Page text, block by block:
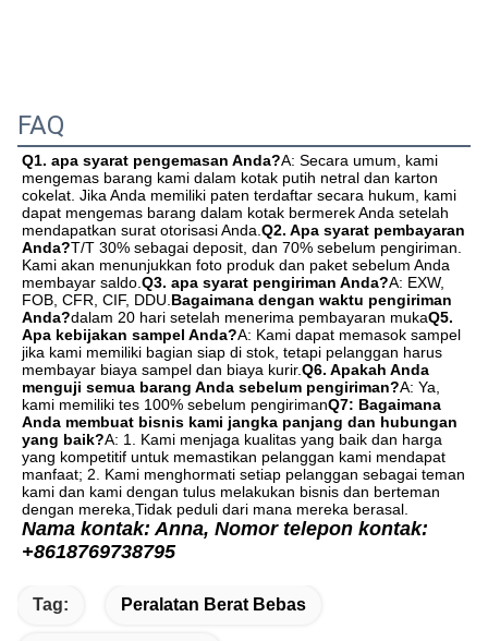
FAQ
Q1. apa syarat pengemasan Anda?A: Secara umum, kami
mengemas barang kami dalam kotak putih netral dan karton
cokelat. Jika Anda memiliki paten terdaftar secara hukum, kami
dapat mengemas barang dalam kotak bermerek Anda setelah
mendapatkan surat otorisasi Anda. Q2. Apa syarat pembayaran
Anda?T/T 30% sebagai deposit, dan 70% sebelum pengiriman.
Kami akan menunjukkan foto produk dan paket sebelum Anda
membayar saldo. Q3. apa syarat pengiriman Anda?A: EXW,
FOB, CFR, CIF, DDU. Bagaimana dengan waktu pengiriman
Anda?dalam 20 hari setelah menerima pembayaran mukaQ5.
Apa kebijakan sampel Anda?A: Kami dapat memasok sampel
jika kami memiliki bagian siap di stok, tetapi pelanggan harus
membayar biaya sampel dan biaya kurir.Q6. Apakah Anda
menguji semua barang Anda sebelum pengiriman?A: Ya,
kami memiliki tes 100% sebelum pengirimanQ7: Bagaimana
Anda membuat bisnis kami jangka panjang dan hubungan
yang baik?A: 1. Kami menjaga kualitas yang baik dan harga
yang kompetitif untuk memastikan pelanggan kami mendapat
manfaat; 2. Kami menghormati setiap pelanggan sebagai teman
kami dan kami dengan tulus melakukan bisnis dan berteman
dengan mereka,Tidak peduli dari mana mereka berasal.
Nama kontak: Anna, Nomor telepon kontak:
+8618769738795
Tag: Peralatan Berat Bebas